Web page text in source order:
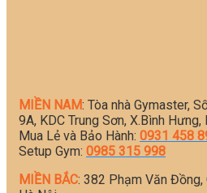
MIỀN NAM: Tòa nhà Gymaster,
9A, KDC Trung Sơn, X.Bình Hưng,
Mua Lẻ và Bảo Hành: 0931 458
Setup Gym: 0985 315 998
MIỀN BẮC: 382 Phạm Văn Đồng,